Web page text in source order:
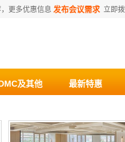
更多优惠信息 发布会议需求 立即
及其他 最新特惠